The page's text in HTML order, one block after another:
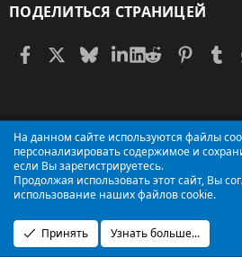
ПОДЕЛИТЬСЯ СТРАНИЦЕЙ
FacebookX (Twitter)
BlueskyLinkedIn
Reddit
Community platform by XenForo
© 2010-
XenMedio 2 PRO© Jason Axelrod of8WAYRUN
На данном сайте используются файлы
персонализировать содержимое и
если Вы зарегистрируетесь.
Продолжая использовать этот сайт, Вы
использование наших файлов cookie.
Принять Узнать больше...